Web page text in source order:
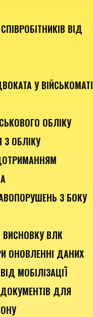
ВІД
У ВІЙСЬКОМАТІ
ОБЛІКУ
ОБЛІКУ
З БОКУ
ВЛК
ОНОВЛЕННІ ДАНИХ
МОБІЛІЗАЦІЇ
ДЛЯ